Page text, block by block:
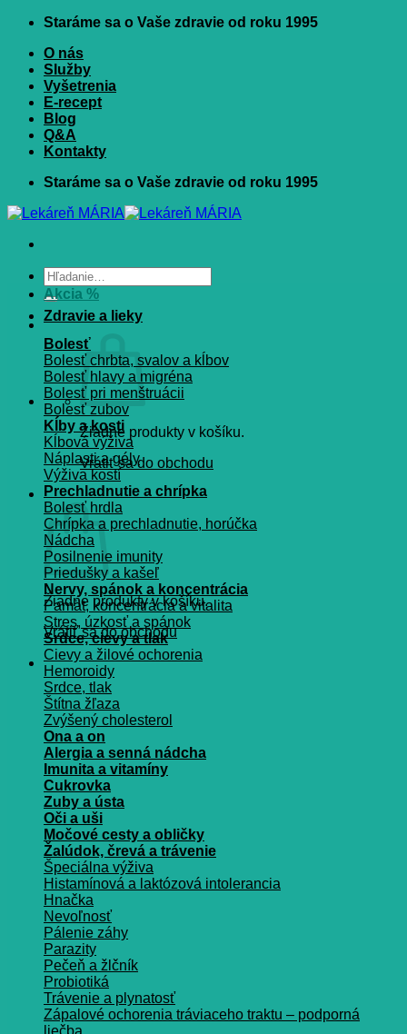
Skip
content
Staráme sa o Vaše zdravie od roku 1995
O nás
Služby
Vyšetrenia
E-recept
Blog
Q&A
Kontakty
Staráme sa o Vaše zdravie od roku 1995
Hľadať:
Žiadne produkty v košíku.
Vrátiť sa do obchodu
Košík
Žiadne produkty v košíku.
Vrátiť sa do obchodu
Akcia %
Zdravie a lieky
Bolesť
Bolesť chrbta, svalov a kĺbov
Bolesť hlavy a migréna
Bolesť pri menštruácii
Bolesť zubov
Kĺby a kosti
Kĺbová výživa
Náplasti a gély
Výživa kostí
Prechladnutie a chrípka
Bolesť hrdla
Chrípka a prechladnutie, horúčka
Nádcha
Posilnenie imunity
Priedušky a kašeľ
Nervy, spánok a koncentrácia
Pamät, koncentrácia a vitalita
Stres, úzkosť a spánok
Srdce, cievy a tlak
Cievy a žilové ochorenia
Hemoroidy
Srdce, tlak
Štítna žľaza
Zvýšený cholesterol
Ona a on
Alergia a senná nádcha
Imunita a vitamíny
Cukrovka
Zuby a ústa
Oči a uši
Močové cesty a obličky
Žalúdok, črevá a trávenie
Špeciálna výživa
Histamínová a laktózová intolerancia
Hnačka
Nevoľnosť
Pálenie záhy
Parazity
Pečeň a žlčník
Probiotiká
Trávenie a plynatosť
Zápalové ochorenia tráviaceho traktu – podporná
liečba